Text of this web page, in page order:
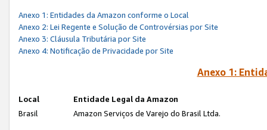
Anexo 1: Entidades da Amazon conforme o Local
Anexo 2: Lei Regente e Solução de Controvérsias por Site
Anexo 3: Cláusula Tributária por Site
Anexo 4: Notificação de Privacidade por Site
Anexo 1:
Local
Entidade Legal da Amazon
Brasil
Amazon Serviços de Varejo do Brasil Ltda.